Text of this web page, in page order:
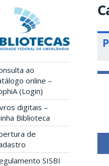
ao
online –
(Login)
digitais –
Biblioteca
de
SISBI